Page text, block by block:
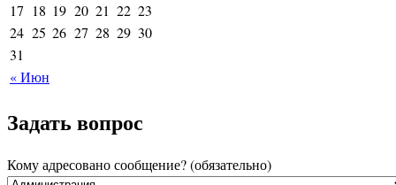
« Июн
17 18 19 20 21 22 23
24 25 26 27 28 29 30
31
Задать вопрос
Кому адресовано сообщение? (обязательно)